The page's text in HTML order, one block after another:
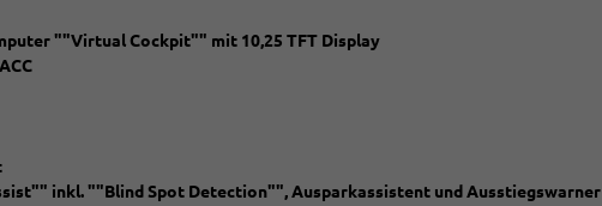
""Virtual Cockpit"" mit 10,25 TFT Display
inkl. ""Blind Spot Detection"", Ausparkassistent und Ausstiegswarner